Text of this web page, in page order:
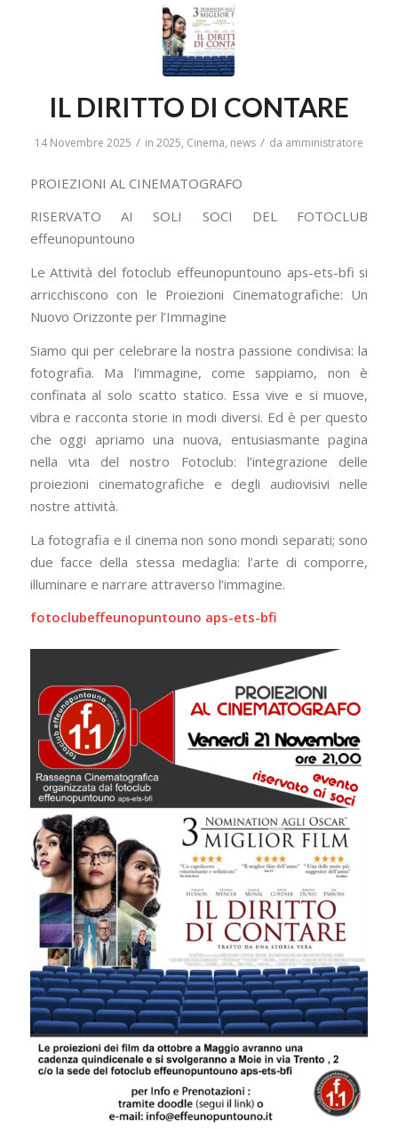
IL DIRITTO DI CONTARE
14 Novembre 2025 / in 2025, Cinema, news / da amministratore
PROIEZIONI AL CINEMATOGRAFO
RISERVATO AI SOLI SOCI DEL FOTOCLUB
effeunopuntouno
Le Attività del fotoclub effeunopuntouno aps-ets-bfi si
arricchiscono con le Proiezioni Cinematografiche: Un
Nuovo Orizzonte per l’Immagine
Siamo qui per celebrare la nostra passione condivisa: la
fotografia. Ma l’immagine, come sappiamo, non è
confinata al solo scatto statico. Essa vive e si muove,
vibra e racconta storie in modi diversi. Ed è per questo
che oggi apriamo una nuova, entusiasmante pagina
nella vita del nostro Fotoclub: l’integrazione delle
proiezioni cinematografiche e degli audiovisivi nelle
nostre attività.
La fotografia e il cinema non sono mondi separati; sono
due facce della stessa medaglia: l’arte di comporre,
illuminare e narrare attraverso l’immagine.
fotoclubeffeunopuntouno aps-ets-bfi